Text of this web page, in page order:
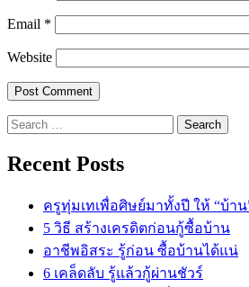
Email *
Website
Search
for:
Recent Posts
ครูทุ่มเทเพื่อศิษย์มาทั้งปี ให้ “บ้า
5 วิธี สร้างเครดิตก่อนกู้ซื้อบ้าน
อาชีพอิสระ รู้ก่อน ซื้อบ้านได้แน่
6 เคล็ดลับ รู้แล้วกู้ผ่านชัวร์